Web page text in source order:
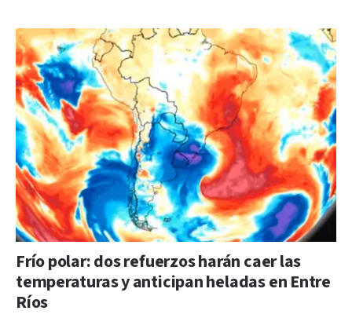
Frío polar: dos refuerzos harán caer las
temperaturas y anticipan heladas en Entre
Ríos